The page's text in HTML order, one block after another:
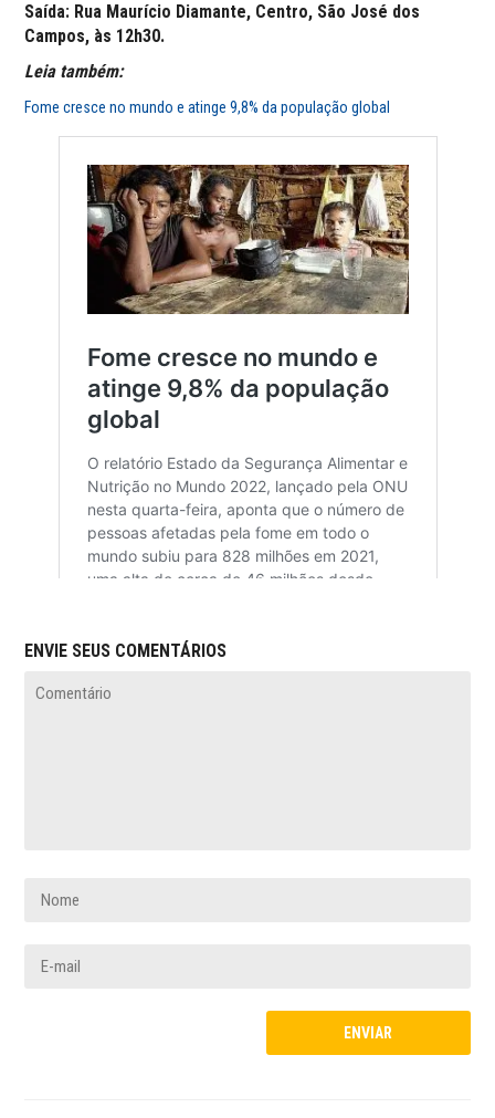
Saída: Rua Maurício Diamante, Centro, São José dos
Campos, às 12h30.
Leia também:
Fome cresce no mundo e atinge 9,8% da população global
ENVIE SEUS COMENTÁRIOS